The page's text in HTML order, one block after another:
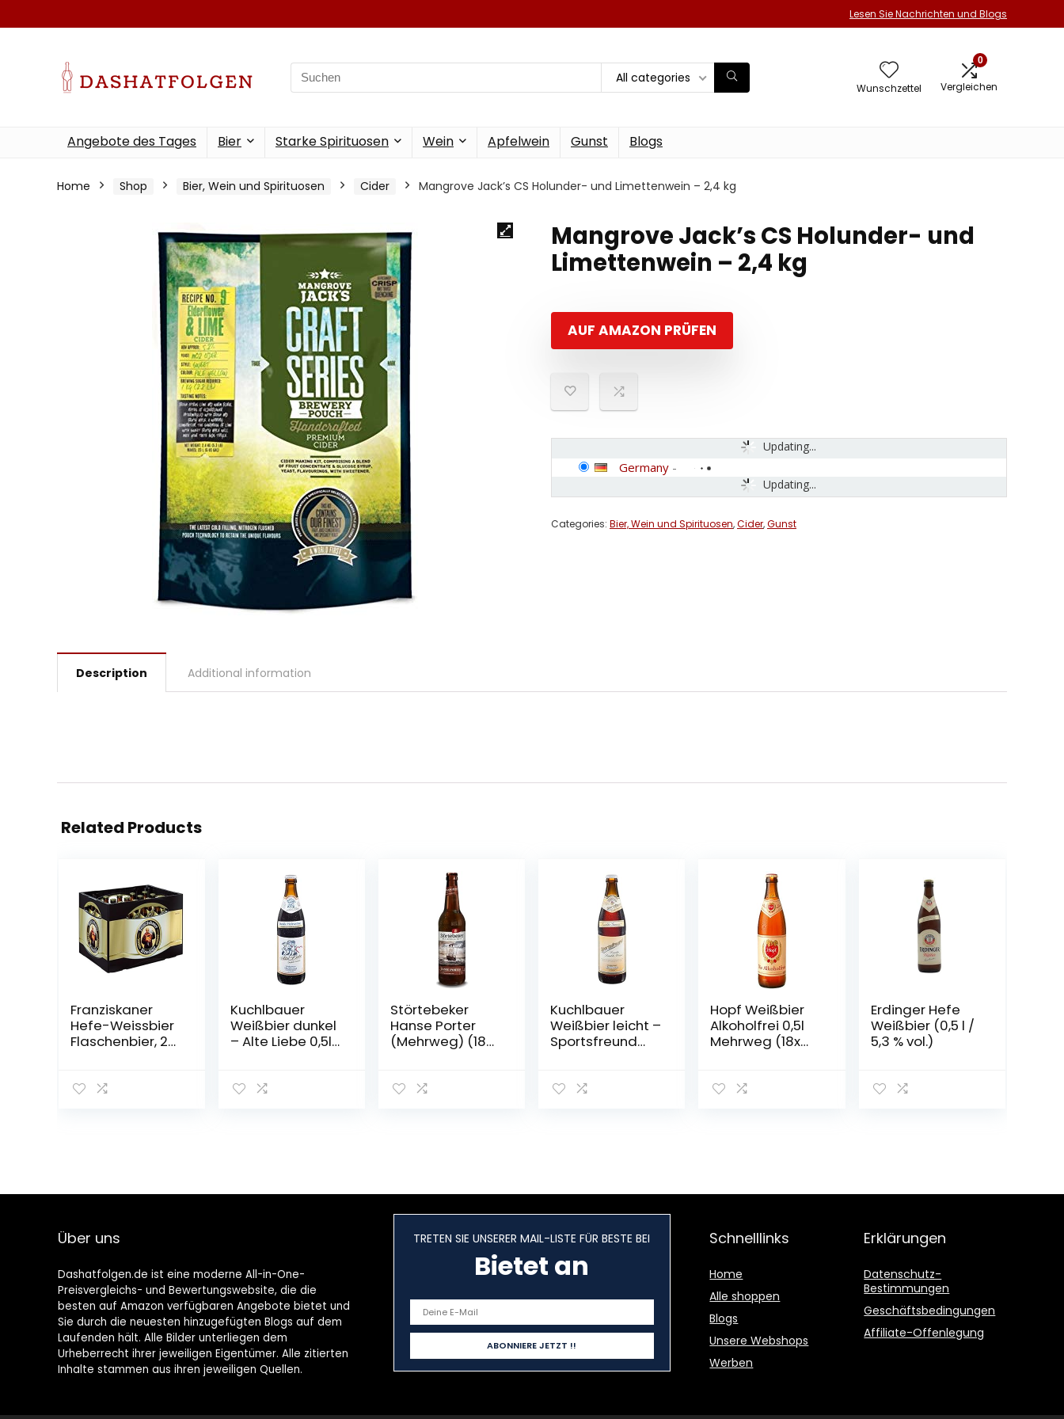
Lesen Sie Nachrichten und Blogs
Search
for:
All categories
Wunschzettel
0
Vergleichen
Angebote des Tages Bier Starke Spirituosen Wein Apfelwein Gunst Blogs
Home Shop Bier, Wein und Spirituosen Cider Mangrove Jack’s CS Holunder- und Limettenwein – 2,4 kg
Mangrove Jack’s CS Holunder- und
Limettenwein – 2,4 kg
AUF AMAZON PRÜFEN
Updating...
Updating...
Germany -
Categories: Bier, Wein und Spirituosen,Cider,Gunst
Description Additional information
Related Products
Franziskaner
Hefe-Weissbier
Flaschenbier, 20
Kuchlbauer
Weißbier dunkel
– Alte Liebe 0,5l
Störtebeker
Hanse Porter
(Mehrweg) (18
oder 30er Box),
Kuchlbauer
Weißbier leicht –
Sportsfreund
Hopf Weißbier
Alkoholfrei 0,5l
Mehrweg (18x
Erdinger Hefe
Weißbier (0,5 l /
5,3 % vol.)
Über uns
Dashatfolgen.de ist eine moderne All-in-One-
Preisvergleichs- und Bewertungswebsite, die die
besten auf Amazon verfügbaren Angebote bietet und
Sie durch die neuesten hinzugefügten Blogs auf dem
Laufenden hält. Alle Bilder unterliegen dem
Urheberrecht ihrer jeweiligen Eigentümer. Alle zitierten
Inhalte stammen aus ihren jeweiligen Quellen.
TRETEN SIE UNSERER MAIL-LISTE FÜR BESTE BEI
Bietet an
Schnelllinks
Home
Alle shoppen
Blogs
Unsere Webshops
Werben
Erklärungen
Datenschutz-
Bestimmungen
Geschäftsbedingungen
Affiliate-Offenlegung